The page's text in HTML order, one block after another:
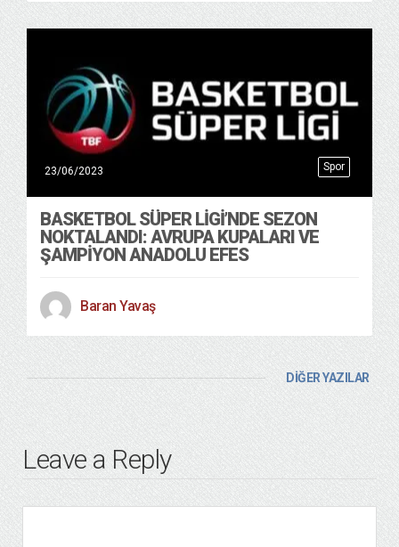
Spor
23/06/2023
BASKETBOL SÜPER LIGI’NDE SEZON
NOKTALANDI: AVRUPA KUPALARI VE
ŞAMPIYON ANADOLU EFES
Baran Yavaş
DİĞER YAZILAR
Leave a Reply